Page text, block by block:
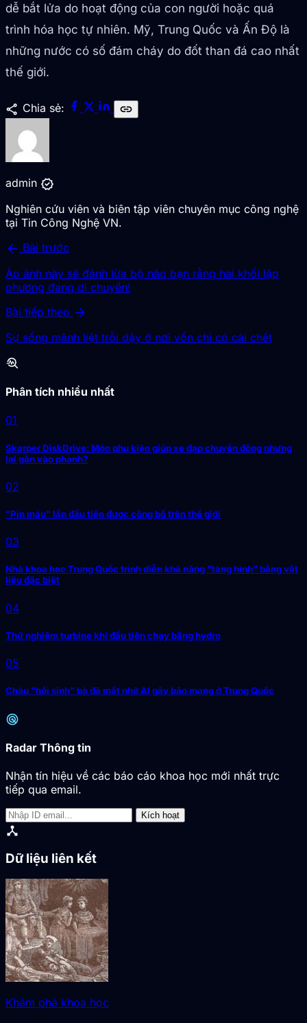
dễ bắt lửa do hoạt động của con người hoặc quá
trình hóa học tự nhiên. Mỹ, Trung Quốc và Ấn Độ là
những nước có số đám cháy do đốt than đá cao nhất
thế giới.
share Chia sẻ: link
admin verified
Nghiên cứu viên và biên tập viên chuyên mục công nghệ
tại Tin Công Nghệ VN.
arrow_back Bài trước
Ảo ảnh này sẽ đánh lừa bộ não bạn rằng hai khối lập
phương đang di chuyển!
Bài tiếp theo arrow_forward
Sự sống mãnh liệt trỗi dậy ở nơi vốn chỉ có cái chết
troubleshoot
Phân tích nhiều nhất
01
Skarper DiskDrive: Món phụ kiện giúp xe đạp chuyển động nhưng
lại gắn vào phanh?
02
"Pin máu" lần đầu tiên được công bố trên thế giới
03
Nhà khoa học Trung Quốc trình diễn khả năng "tàng hình" bằng vật
liệu đặc biệt
04
Thử nghiệm turbine khí đầu tiên chạy bằng hydro
05
Cháu "hồi sinh" bà đã mất nhờ AI gây bão mạng ở Trung Quốc
radar
Radar Thông tin
Nhận tín hiệu về các báo cáo khoa học mới nhất trực
tiếp qua email.
Kích hoạt
device_hub
Dữ liệu liên kết
Khám phá khoa học